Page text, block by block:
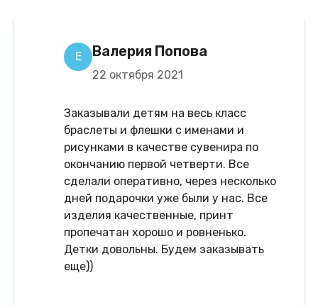
Е Валерия Попова
22 октября 2021
Заказывали детям на весь класс
браслеты и флешки с именами и
рисунками в качестве сувенира по
окончанию первой четверти. Все
сделали оперативно, через несколько
дней подарочки уже были у нас. Все
изделия качественные, принт
пропечатан хорошо и ровненько.
Детки довольны. Будем заказывать
еще))